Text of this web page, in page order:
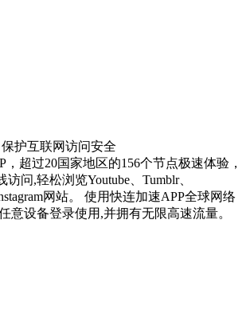
护互联网访问安全
，超过20国家地区的156个节点极速体验，
问,轻松浏览Youtube、Tumblr、
网站。 使用快连加速APP全球网络
意设备登录使用,并拥有无限高速流量。